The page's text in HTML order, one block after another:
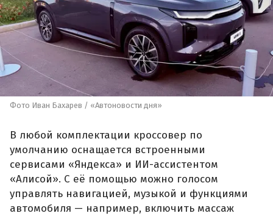
Фото Иван Бахарев / «Автоновости дня»
В любой комплектации кроссовер по
умолчанию оснащается встроенными
сервисами «Яндекса» и ИИ-ассистентом
«Алисой». С её помощью можно голосом
управлять навигацией, музыкой и функциями
автомобиля — например, включить массаж